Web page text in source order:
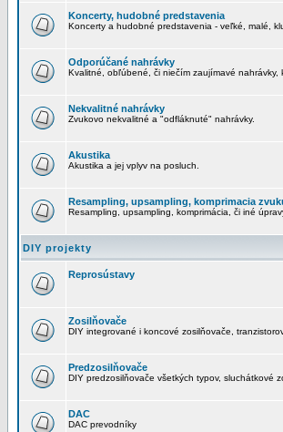
Koncerty, hudobné predstavenia
Koncerty a hudobné predstavenia - veľké, malé,
Odporúčané nahrávky
Kvalitné, obľúbené, či niečím zaujímavé nahrávky,
Nekvalitné nahrávky
Zvukovo nekvalitné a "odfláknuté" nahrávky.
Akustika
Akustika a jej vplyv na posluch.
Resampling, upsampling, komprimacia
Resampling, upsampling, komprimácia, či iné
DIY projekty
Reprosústavy
Zosilňovače
DIY integrované i koncové zosilňovače,
Predzosilňovače
DIY predzosilňovače všetkých typov, sluchátkové
DAC
DAC prevodníky